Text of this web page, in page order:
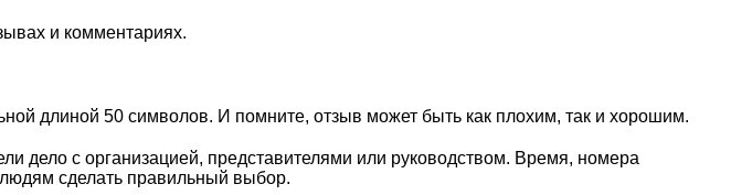
и комментариях.
длиной 50 символов. И помните, отзыв может быть как плохим, так и хорошим.
дело с организацией, представителями или руководством. Время, номера
сделать правильный выбор.